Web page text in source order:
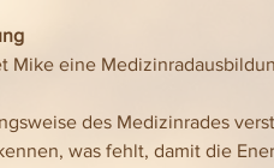
Mike eine
des Medizinrades
was fehlt, damit die